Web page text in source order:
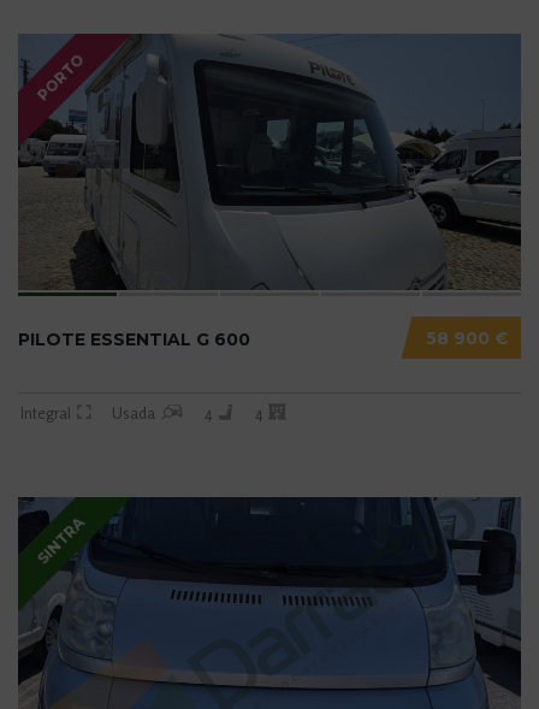
PORTO
58 900 €
PILOTE ESSENTIAL G 600
Integral Usada 4 4
SINTRA